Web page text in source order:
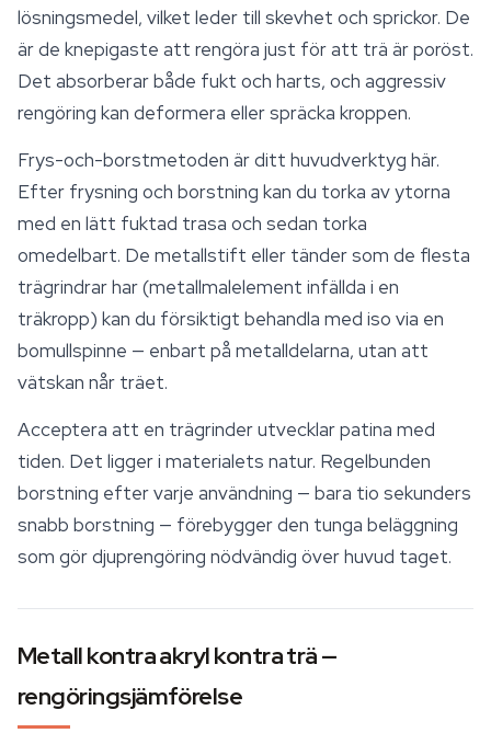
lösningsmedel, vilket leder till skevhet och sprickor. De
är de knepigaste att rengöra just för att trä är poröst.
Det absorberar både fukt och harts, och aggressiv
rengöring kan deformera eller spräcka kroppen.
Frys-och-borstmetoden är ditt huvudverktyg här.
Efter frysning och borstning kan du torka av ytorna
med en lätt fuktad trasa och sedan torka
omedelbart. De metallstift eller tänder som de flesta
trägrindrar har (metallmalelement infällda i en
träkropp) kan du försiktigt behandla med iso via en
bomullspinne — enbart på metalldelarna, utan att
vätskan når träet.
Acceptera att en trägrinder utvecklar patina med
tiden. Det ligger i materialets natur. Regelbunden
borstning efter varje användning — bara tio sekunders
snabb borstning — förebygger den tunga beläggning
som gör djuprengöring nödvändig över huvud taget.
Metall kontra akryl kontra trä —
rengöringsjämförelse